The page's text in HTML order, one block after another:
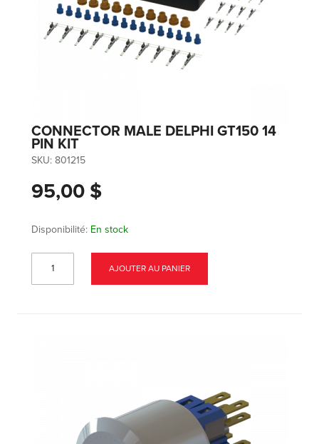
CONNECTOR MALE DELPHI GT150 14
PIN KIT
SKU: 801215
95,00 $
Disponibilité: En stock
AJOUTER AU PANIER